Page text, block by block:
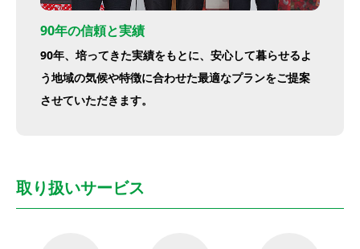
90年の信頼と実績
90年、培ってきた実績をもとに、安心して暮らせるよ
う地域の気候や特徴に合わせた最適なプランをご提案
させていただきます。
取り扱いサービス